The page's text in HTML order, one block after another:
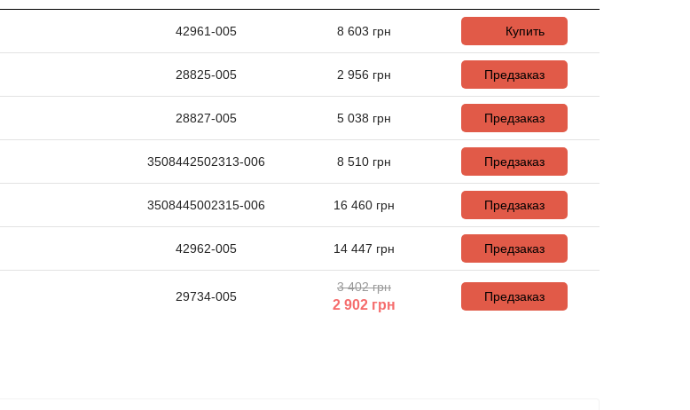
42961-005 8 603 грн Купить
28825-005 2 956 грн Предзаказ
28827-005 5 038 грн Предзаказ
3508442502313-006 8 510 грн Предзаказ
3508445002315-006 16 460 грн Предзаказ
42962-005 14 447 грн Предзаказ
29734-005
3 402 грн
2 902 грн
Предзаказ